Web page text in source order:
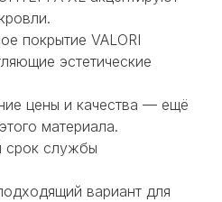
покрытие VALORI
эстетические
цены и качества — ещё
материала.
срок службы
вариант для